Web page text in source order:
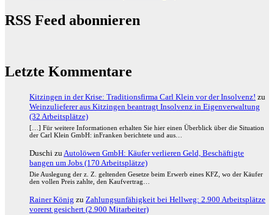
RSS Feed abonnieren
Letzte Kommentare
Kitzingen in der Krise: Traditionsfirma Carl Klein vor der Insolvenz! zu
Weinzulieferer aus Kitzingen beantragt Insolvenz in Eigenverwaltung
(32 Arbeitsplätze)
[…] Für weitere Informationen erhalten Sie hier einen Überblick über die Situation
der Carl Klein GmbH: inFranken berichtete und aus…
Duschi zuAutolöwen GmbH: Käufer verlieren Geld, Beschäftigte
bangen um Jobs (170 Arbeitsplätze)
Die Auslegung der z. Z. geltenden Gesetze beim Erwerb eines KFZ, wo der Käufer
den vollen Preis zahlte, den Kaufvertrag…
Rainer König zu Zahlungsunfähigkeit bei Hellweg: 2.900 Arbeitsplätze
vorerst gesichert (2.900 Mitarbeiter)